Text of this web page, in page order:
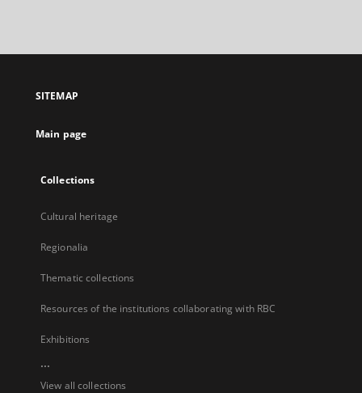
open
new
SITEMAP
Main page
Collections
Cultural heritage
Regionalia
Thematic collections
Resources of the institutions collaborating with RBC
Exhibitions
...
View all collections